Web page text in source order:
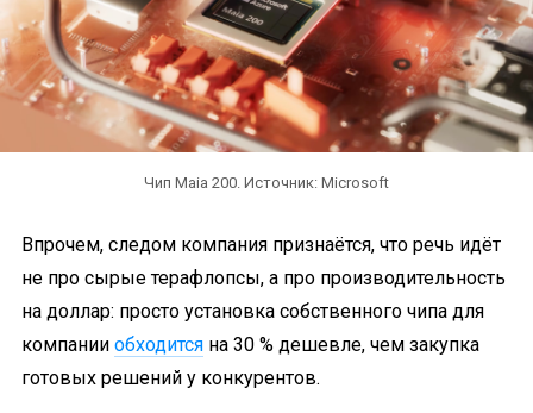
Чип Maia 200. Источник: Microsoft
Впрочем, следом компания признаётся, что речь идёт
не про сырые терафлопсы, а про производительность
на доллар: просто установка собственного чипа для
компании обходится на 30 % дешевле, чем закупка
готовых решений у конкурентов.